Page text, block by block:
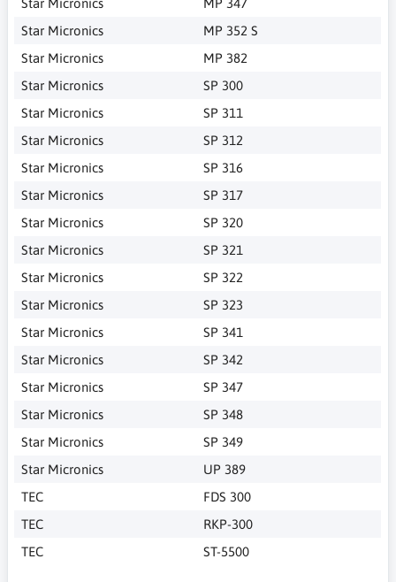
Star Micronics
MP 352 S
Star Micronics
MP 382
Star Micronics
SP 300
Star Micronics
SP 311
Star Micronics
SP 312
Star Micronics
SP 316
Star Micronics
SP 317
Star Micronics
SP 320
Star Micronics
SP 321
Star Micronics
SP 322
Star Micronics
SP 323
Star Micronics
SP 341
Star Micronics
SP 342
Star Micronics
SP 347
Star Micronics
SP 348
Star Micronics
SP 349
Star Micronics
UP 389
TEC
FDS 300
TEC
RKP-300
TEC
ST-5500